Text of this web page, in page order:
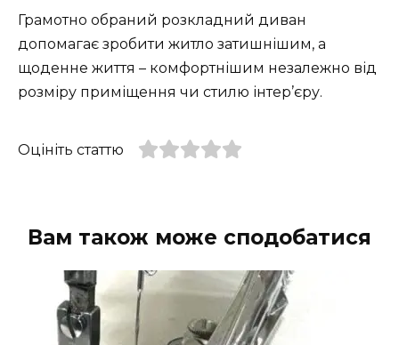
Грамотно обраний розкладний диван
допомагає зробити житло затишнішим, а
щоденне життя – комфортнішим незалежно від
розміру приміщення чи стилю інтер’єру.
Оцініть статтю
Вам також може сподобатися